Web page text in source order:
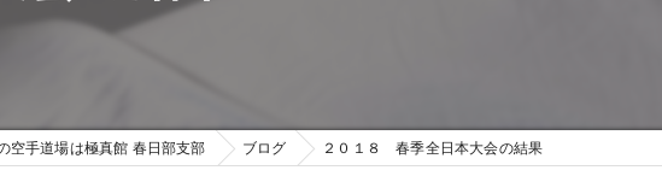
空手道場は極真館 春日部支部 ブログ ２０１８ 春季全日本大会の結果